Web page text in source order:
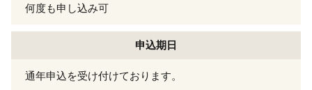
何度も申し込み可
申込期日
通年申込を受け付けております。